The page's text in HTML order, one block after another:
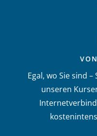
Egal, wo Sie sind
unseren